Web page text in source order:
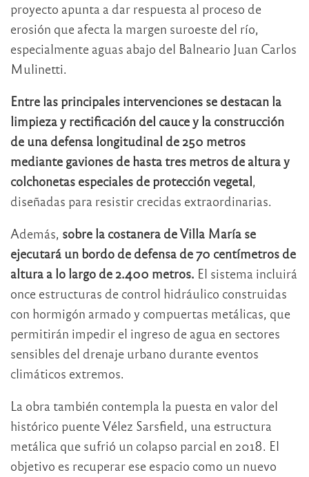
proyecto apunta a dar respuesta al proceso de
erosión que afecta la margen suroeste del río,
especialmente aguas abajo del Balneario Juan Carlos
Mulinetti.
Entre las principales intervenciones se destacan la
limpieza y rectificación del cauce y la construcción
de una defensa longitudinal de 250 metros
mediante gaviones de hasta tres metros de altura y
colchonetas especiales de protección vegetal,
diseñadas para resistir crecidas extraordinarias.
Además, sobre la costanera de Villa María se
ejecutará un bordo de defensa de 70 centímetros de
altura a lo largo de 2.400 metros. El sistema incluirá
once estructuras de control hidráulico construidas
con hormigón armado y compuertas metálicas, que
permitirán impedir el ingreso de agua en sectores
sensibles del drenaje urbano durante eventos
climáticos extremos.
La obra también contempla la puesta en valor del
histórico puente Vélez Sarsfield, una estructura
metálica que sufrió un colapso parcial en 2018. El
objetivo es recuperar ese espacio como un nuevo